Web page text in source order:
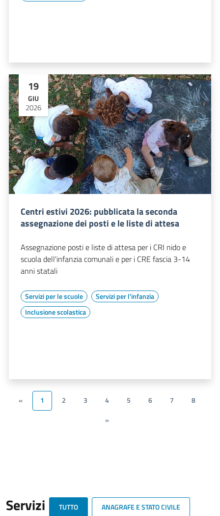
19
GIU
2026
Centri estivi 2026: pubblicata la seconda
assegnazione dei posti e le liste di attesa
Assegnazione posti e liste di attesa per i CRI nido e
scuola dell'infanzia comunali e per i CRE fascia 3-14
anni statali
Servizi per le scuole
Servizi per l'infanzia
Inclusione scolastica
« 1 2 3 4 5 6 7
8
»
Servizi TUTTO
ANAGRAFE E STATO CIVILE